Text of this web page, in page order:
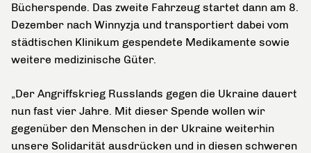
Bücherspende. Das zweite Fahrzeug startet dann am 8.
Dezember nach Winnyzja und transportiert dabei vom
städtischen Klinikum gespendete Medikamente sowie
weitere medizinische Güter.
„Der Angriffskrieg Russlands gegen die Ukraine dauert
nun fast vier Jahre. Mit dieser Spende wollen wir
gegenüber den Menschen in der Ukraine weiterhin
unsere Solidarität ausdrücken und in diesen schweren